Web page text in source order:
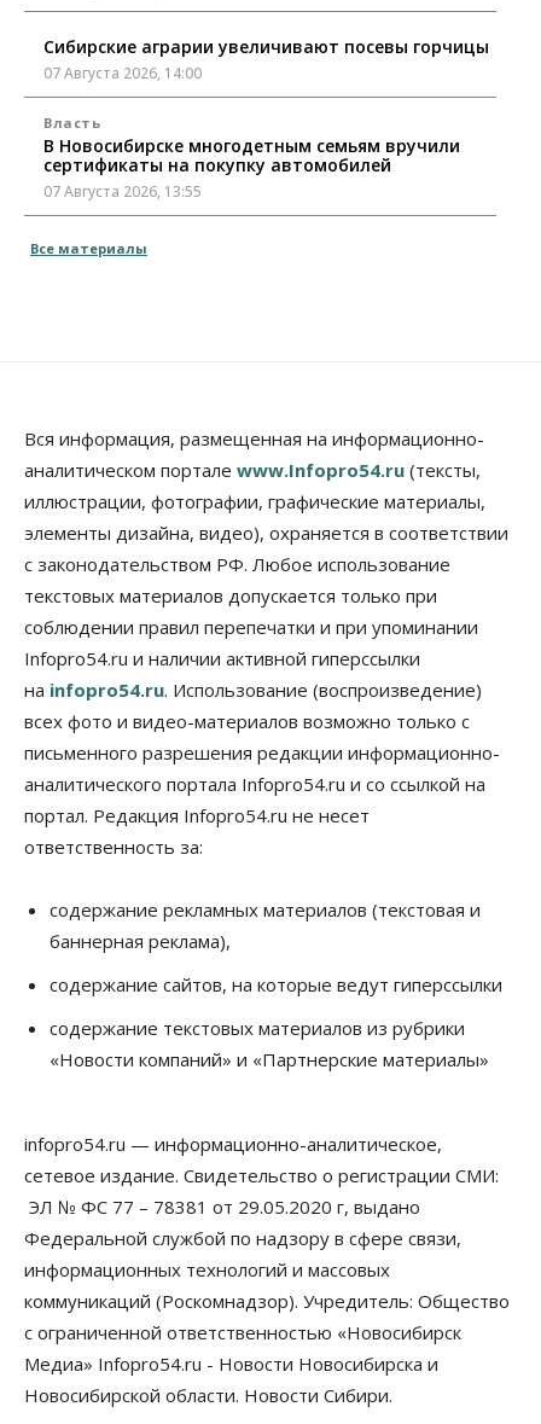
Сибирские аграрии увеличивают посевы горчицы
07 Августа 2026, 14:00
Власть
В Новосибирске многодетным семьям вручили
сертификаты на покупку автомобилей
07 Августа 2026, 13:55
Треть автовладельцев в Новосибирской области
07 Августа 2026, 12:35
Общество
Синоптики рассказали о погоде в Новосибирске
на выходных
07 Августа 2026, 12:00
Жители Новосибирска смогут добровольно
повысить свою пенсию
07 Августа 2026, 11:30
Общество
Деньгами будут распоряжаться дети: в десяти
школах Новосибирской области введут
инициативное бюджетирование
07 Августа 2026, 11:00
заключили под стражу
07 Августа 2026, 10:15
Общество
Новосибирской области, но режима ЧС не будет
07 Августа 2026, 10:00
выстраивают системы защиты от атак БПЛА
07 Августа 2026, 09:00
По «Сибэлектротерму» выдали исполнительные
листы на полмиллиарда рублей
07 Августа 2026, 08:00
Бизнес Власть Медицина Общество
Искусственный интеллект предлагают
привлекать к разработке новых лекарств в
России
Все материалы
Вся информация, размещенная на информационно-
аналитическом портале www.Infopro54.ru (тексты,
иллюстрации, фотографии, графические материалы,
элементы дизайна, видео), охраняется в соответствии
с законодательством РФ. Любое использование
текстовых материалов допускается только при
соблюдении правил перепечатки и при упоминании
Infopro54.ru и наличии активной гиперссылки
на infopro54.ru. Использование (воспроизведение)
всех фото и видео-материалов возможно только с
письменного разрешения редакции информационно-
аналитического портала Infopro54.ru и со ссылкой на
портал. Редакция Infopro54.ru не несет
ответственность за:
содержание рекламных материалов (текстовая и
баннерная реклама),
содержание сайтов, на которые ведут гиперссылки
содержание текстовых материалов из рубрики
«Новости компаний» и «Партнерские материалы»
infopro54.ru — информационно-аналитическое,
сетевое издание. Свидетельство о регистрации СМИ:
ЭЛ № ФС 77 – 78381 от 29.05.2020 г, выдано
Федеральной службой по надзору в сфере связи,
информационных технологий и массовых
коммуникаций (Роскомнадзор). Учредитель: Общество
с ограниченной ответственностью «Новосибирск
Медиа» Infopro54.ru - Новости Новосибирска и
Новосибирской области. Новости Сибири.